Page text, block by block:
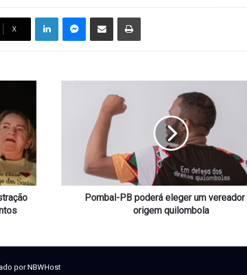
X
LinkedinMessenger
Compartilhar via e-mail Imprimir
vereador
origem
quilombola
Pombal-PB poderá eleger um vereador
origem quilombola
por NBWHost